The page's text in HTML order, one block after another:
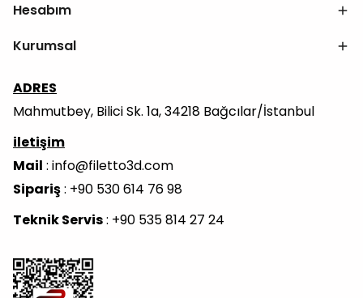
Hesabım
Kurumsal
ADRES
Mahmutbey, Bilici Sk. 1a, 34218 Bağcılar/İstanbul
iletişim
Mail : info@filetto3d.com
Sipariş: +90 530 614 76 98
Teknik Servis: +90 535 814 27 24